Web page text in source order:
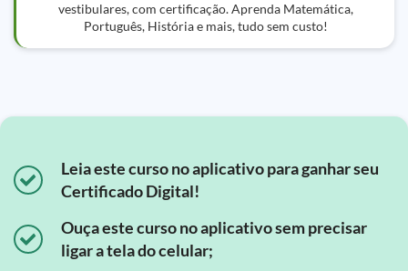
vestibulares, com certificação. Aprenda Matemática,
Português, História e mais, tudo sem custo!
Leia este curso no aplicativo para ganhar seu
Certificado Digital!
Ouça este curso no aplicativo sem precisar
ligar a tela do celular;